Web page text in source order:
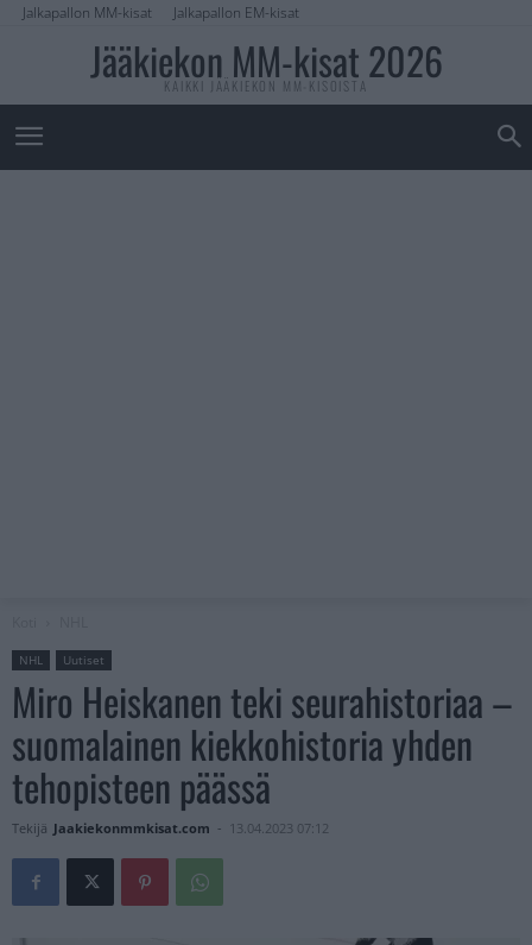
Jalkapallon MM-kisat Jalkapallon EM-kisat
Jääkiekon MM-kisat 2026
KAIKKI JÄÄKIEKON MM-KISOISTA
NHL Uutiset
Miro Heiskanen teki seurahistoriaa –
suomalainen kiekkohistoria yhden
tehopisteen päässä
Tekijä Jaakiekonmmkisat.com - 13.04.2023 07:12